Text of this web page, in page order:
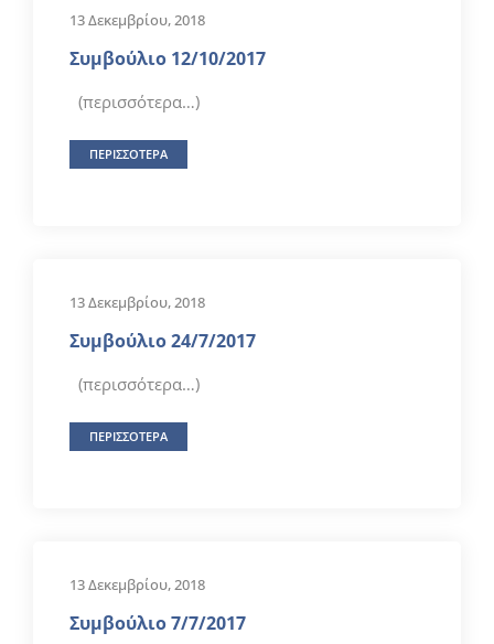
13 Δεκεμβρίου, 2018
Συμβούλιο 12/10/2017
(περισσότερα…)
ΠΕΡΙΣΣΟΤΕΡΑ
13 Δεκεμβρίου, 2018
Συμβούλιο 24/7/2017
(περισσότερα…)
ΠΕΡΙΣΣΟΤΕΡΑ
13 Δεκεμβρίου, 2018
Συμβούλιο 7/7/2017